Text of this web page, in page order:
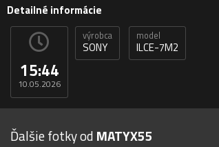
Detailné informácie
15:44
10.05.2026
výrobca
SONY
model
ILCE-7M2
Ďalšie fotky od MATYX55